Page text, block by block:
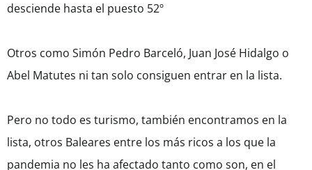
desciende hasta el puesto 52º
Otros como Simón Pedro Barceló, Juan José Hidalgo o
Abel Matutes ni tan solo consiguen entrar en la lista.
Pero no todo es turismo, también encontramos en la
lista, otros Baleares entre los más ricos a los que la
pandemia no les ha afectado tanto como son, en el